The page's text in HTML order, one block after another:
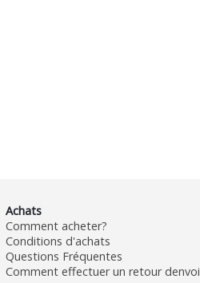
Achats
Comment acheter?
Conditions d'achats
Questions Fréquentes
Comment effectuer un retour